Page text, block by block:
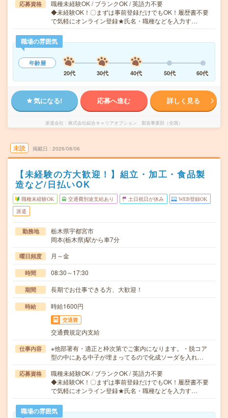
応募資格
職種未経験OK / ブランクOK / 英語力不要
◆未経験OK！〇まずは事前登録だけでもOK！履歴書不要
で気軽にオンライン登録★氏名・職種などを入力す…
職場の雰囲気
年齢層
20代
30代 40代 50代 60代
気になる! 応募へ進む 詳しく見る
派遣会社 株式会社綜合キャリアオプション 製造事業部（全国）
未読 掲載日 2026/08/06
【未経験の方大歓迎！】組立・加工・食品製
造など/日払いOK
職種未経験OK 交通費別途支給あり 土日祝日が休み WEB登録OK
派遣
勤務地
栃木県宇都宮市
岡本(栃木県)駅から車7分
曜日頻度 月～金
時間 08:30～17:30
期間 長期でお仕事できる方、大歓迎！
時給 時給1600円
交通費
交通費規定内支給
仕事内容
※他部署有・適正と枠次第でご案内になります。・脱コア
型の中にある中子が埋まってるので化成ソーダを入れ…
応募資格
職種未経験OK / ブランクOK / 英語力不要
◆未経験OK！〇まずは事前登録だけでもOK！履歴書不要
で気軽にオンライン登録★氏名・職種などを入力す…
職場の雰囲気